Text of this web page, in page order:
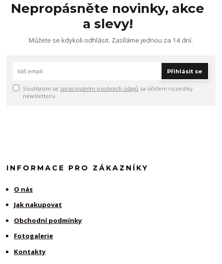
Nepropásněte novinky, akce
a slevy!
Můžete se kdykoli odhlásit. Zasíláme jednou za 14 dní.
Přihlásit se
Souhlasím se zpracováním osobních údajů za účelem rozesílky
newsletteru.
INFORMACE PRO ZÁKAZNÍKY
O nás
Jak nakupovat
Obchodní podmínky
Fotogalerie
Kontakty